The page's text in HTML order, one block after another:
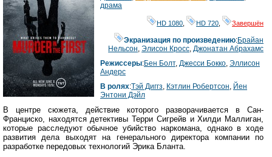
драма
HD 1080, HD 720, Завершён
Экранизация по произведению:Брайан
Нельсон,Элисон Кросс,Джонатан Абрахамс
Режиссеры:Бен Болт, Джесси Бокко, Эллисон
Андерс
В ролях:Тэй Диггз, Кэтлин Робертсон, Йен
Энтони Дэйл
В центре сюжета, действие которого разворачивается в Сан-
Франциско, находятся детективы Терри Сигрейв и Хилди Маллиган,
которые расследуют обычное убийство наркомана, однако в ходе
развития дела выходят на генерального директора компании по
разработке передовых технологий Эрика Бланта.